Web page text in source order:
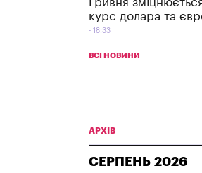
курс долара та
18:33
ВСІ НОВИНИ
АРХІВ
СЕРПЕНЬ 2026